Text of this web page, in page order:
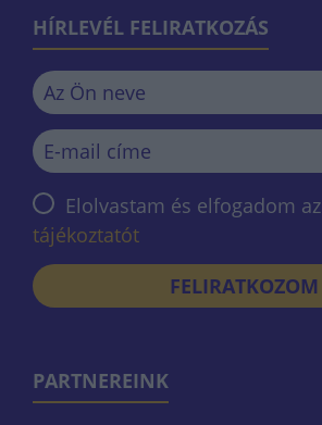
HÍRLEVÉL FELIRATKOZÁS
Elolvastam és elfogadom az
tájékoztatót
FELIRATKOZOM
PARTNEREINK